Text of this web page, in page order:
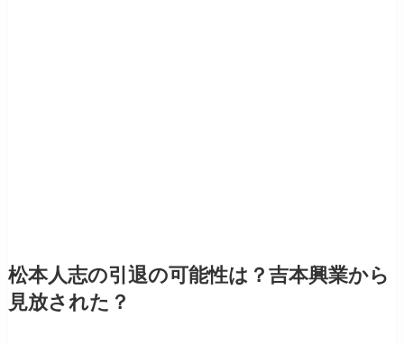
松本人志の引退の可能性は？吉本興業から
見放された？